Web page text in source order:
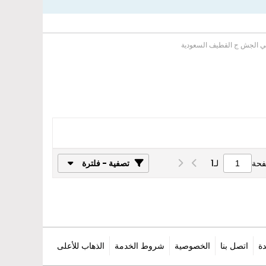
الجش ج القطيف السعودية
لـ1 تصفية - فلترة
اتصل بنا الخصوصية شروط الخدمة الذهاب للأعلى